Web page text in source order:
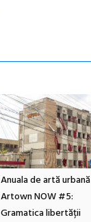
Anuala de artă urbană
Artown NOW #5:
Gramatica libertății